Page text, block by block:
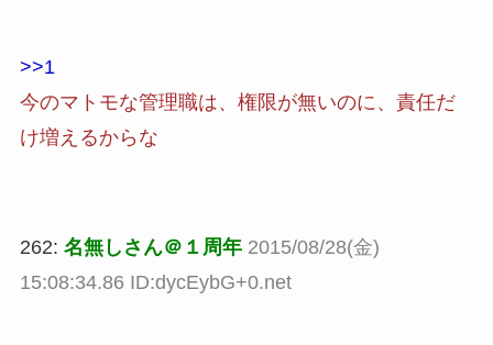
>>1
今のマトモな管理職は、権限が無いのに、責任だ
け増えるからな
262: 名無しさん＠１周年 2015/08/28(金)
15:08:34.86 ID:dycEybG+0.net